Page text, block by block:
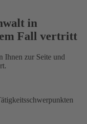
in
Fall vertritt
Ihnen zur Seite und